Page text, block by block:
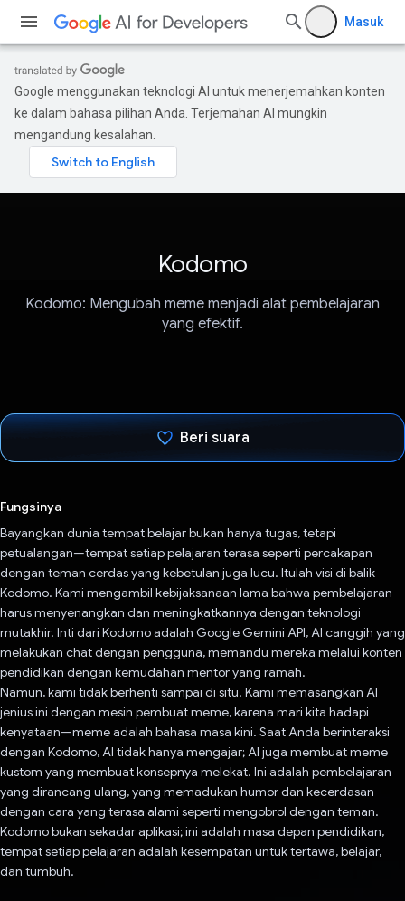
Masuk
Google menggunakan teknologi AI untuk menerjemahkan konten
ke dalam bahasa pilihan Anda. Terjemahan AI mungkin
mengandung kesalahan.
Kodomo
Kodomo: Mengubah meme menjadi alat pembelajaran
yang efektif.
Beri suara
Fungsinya
Bayangkan dunia tempat belajar bukan hanya tugas, tetapi
petualangan—tempat setiap pelajaran terasa seperti percakapan
dengan teman cerdas yang kebetulan juga lucu. Itulah visi di balik
Kodomo. Kami mengambil kebijaksanaan lama bahwa pembelajaran
harus menyenangkan dan meningkatkannya dengan teknologi
mutakhir. Inti dari Kodomo adalah Google Gemini API, AI canggih yang
melakukan chat dengan pengguna, memandu mereka melalui konten
pendidikan dengan kemudahan mentor yang ramah.
Namun, kami tidak berhenti sampai di situ. Kami memasangkan AI
jenius ini dengan mesin pembuat meme, karena mari kita hadapi
kenyataan—meme adalah bahasa masa kini. Saat Anda berinteraksi
dengan Kodomo, AI tidak hanya mengajar; AI juga membuat meme
kustom yang membuat konsepnya melekat. Ini adalah pembelajaran
yang dirancang ulang, yang memadukan humor dan kecerdasan
dengan cara yang terasa alami seperti mengobrol dengan teman.
Kodomo bukan sekadar aplikasi; ini adalah masa depan pendidikan,
tempat setiap pelajaran adalah kesempatan untuk tertawa, belajar,
dan tumbuh.